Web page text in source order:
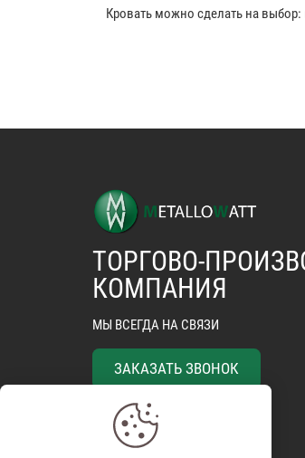
Кровать можно сделать на
ТОРГОВО-
КОМПАНИЯ
МЫ ВСЕГДА НА СВЯЗИ
ЗАКАЗАТЬ ЗВОНОК